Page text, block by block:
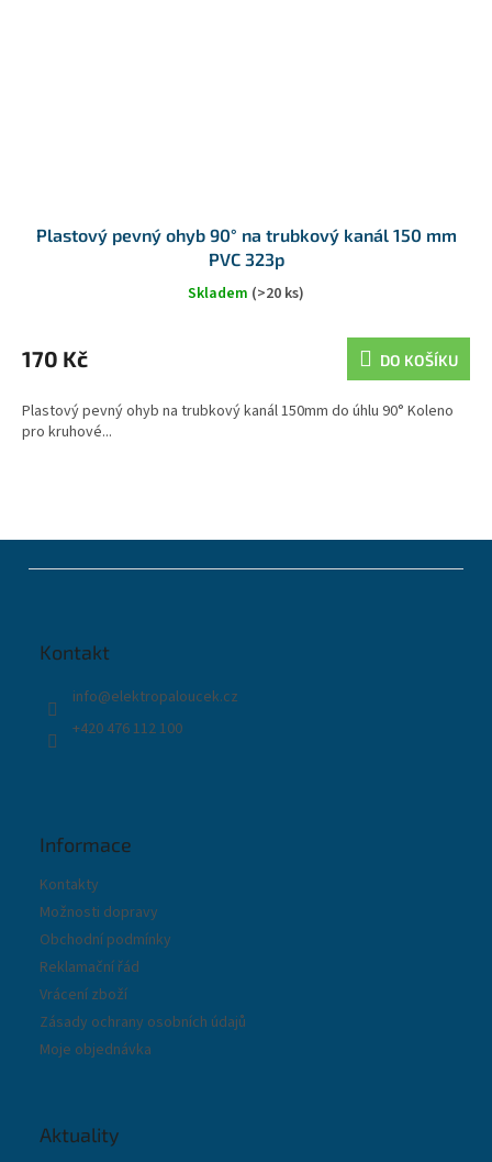
Plastový pevný ohyb 90° na trubkový kanál 150 mm
PVC 323p
Skladem (>20 ks)
170 Kč DO KOŠÍKU
Plastový pevný ohyb na trubkový kanál 150mm do úhlu 90° Koleno
pro kruhové...
Kontakt
info@elektropaloucek.cz
+420 476 112 100
Informace
Kontakty
Možnosti dopravy
Obchodní podmínky
Reklamační řád
Vrácení zboží
Zásady ochrany osobních údajů
Moje objednávka
Aktuality